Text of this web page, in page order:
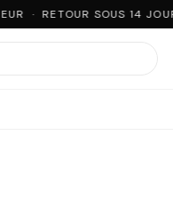
· RETOUR SOUS 14